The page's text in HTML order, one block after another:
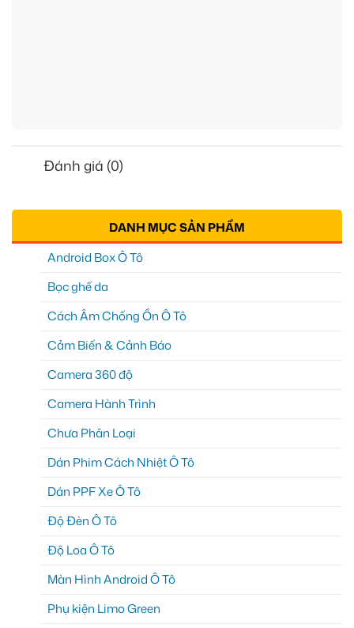
Đánh giá (0)
DANH MỤC SẢN PHẨM
Android Box Ô Tô
Bọc ghế da
Cách Âm Chống Ồn Ô Tô
Cảm Biến & Cảnh Báo
Camera 360 độ
Camera Hành Trình
Chưa Phân Loại
Dán Phim Cách Nhiệt Ô Tô
Dán PPF Xe Ô Tô
Độ Đèn Ô Tô
Độ Loa Ô Tô
Màn Hình Android Ô Tô
Phụ kiện Limo Green